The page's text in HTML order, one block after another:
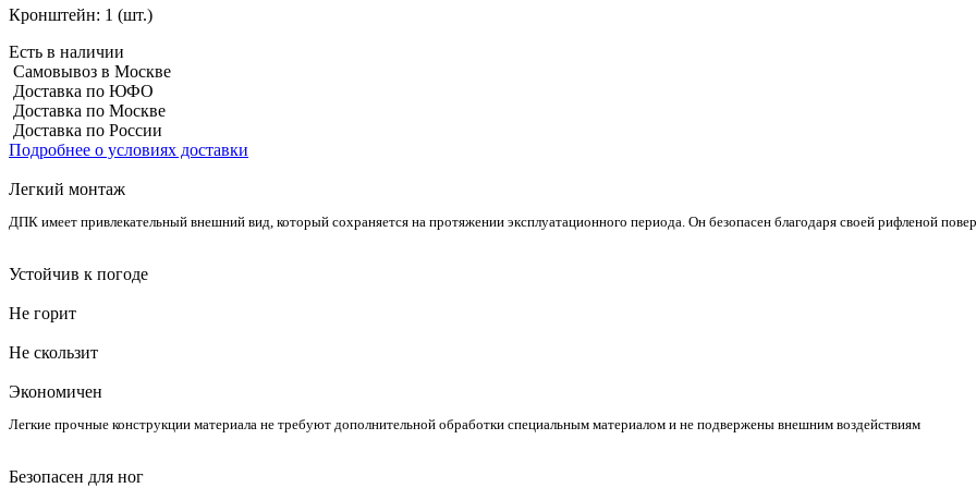
Кронштейн: 1 (шт.)
Есть в наличии
Самовывоз в Москве
Доставка по ЮФО
Доставка по Москве
Доставка по России
Подробнее о условиях доставки
Легкий монтаж
ДПК имеет привлекательный внешний вид, который сохраняется на протяжении эксплуатационного периода. Он безопасен благодаря своей рифленой
Устойчив к погоде
Не горит
Не скользит
Экономичен
Легкие прочные конструкции материала не требуют дополнительной обработки специальным материалом и не подвержены внешним воздействиям
Безопасен для ног